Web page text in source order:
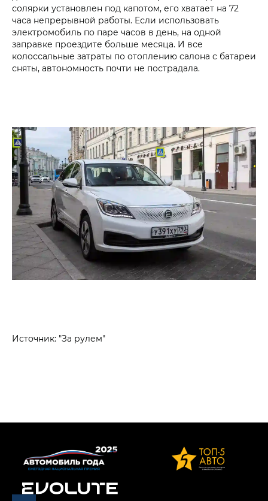
солярки установлен под капотом, его хватает на 72
часа непрерывной работы. Если использовать
электромобиль по паре часов в день, на одной
заправке проездите больше месяца. И все
колоссальные затраты по отоплению салона с батареи
сняты, автономность почти не пострадала.
Источник: "За рулем"